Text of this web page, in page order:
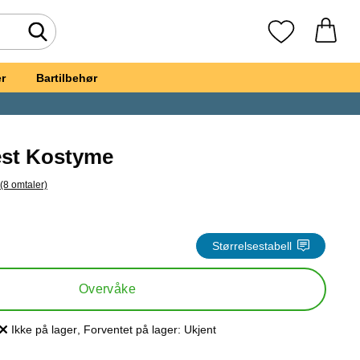
Søk Mine favoritter
Bartilbehør
Kostyme
alle omtaler
(8 omtaler)
Størrelsestabell
Overvåke
Produkttilgjengelighet:
Ikke på lager, Forventet på lager: Ukjent